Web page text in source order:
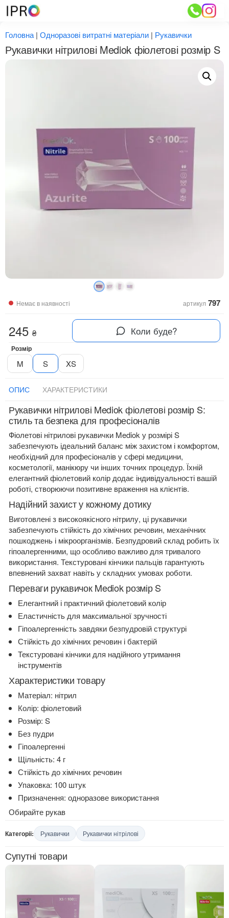
Перейти
до
Головна | Одноразові витратні матеріали | Рукавички
Рукавички нітрилові Mediok фіолетові розмір S
Немає в наявності артикул 797
245 ₴
Розмір
M S XS
Коли буде?
ОПИС ХАРАКТЕРИСТИКИ
Рукавички нітрилові Mediok фіолетові розмір S:
стиль та безпека для професіоналів
Фіолетові нітрилові рукавички Mediok у розмірі S
забезпечують ідеальний баланс між захистом і комфортом,
необхідний для професіоналів у сфері медицини,
косметології, манікюру чи інших точних процедур. Їхній
елегантний фіолетовий колір додає індивідуальності вашій
роботі, створюючи позитивне враження на клієнтів.
Надійний захист у кожному дотику
Виготовлені з високоякісного нітрилу, ці рукавички
забезпечують стійкість до хімічних речовин, механічних
пошкоджень і мікроорганізмів. Безпудровий склад робить їх
гіпоалергенними, що особливо важливо для тривалого
використання. Текстуровані кінчики пальців гарантують
впевнений захват навіть у складних умовах роботи.
Переваги рукавичок Mediok розмір S
Елегантний і практичний фіолетовий колір
Еластичність для максимальної зручності
Гіпоалергенність завдяки безпудровій структурі
Стійкість до хімічних речовин і бактерій
Текстуровані кінчики для надійного утримання
інструментів
Характеристики товару
Матеріал: нітрил
Колір: фіолетовий
Розмір: S
Без пудри
Гіпоалергенні
Щільність: 4 г
Стійкість до хімічних речовин
Упаковка: 100 штук
Призначення: одноразове використання
Обирайте рукав
Категорії: Рукавички Рукавички нітрілові
Супутні товари